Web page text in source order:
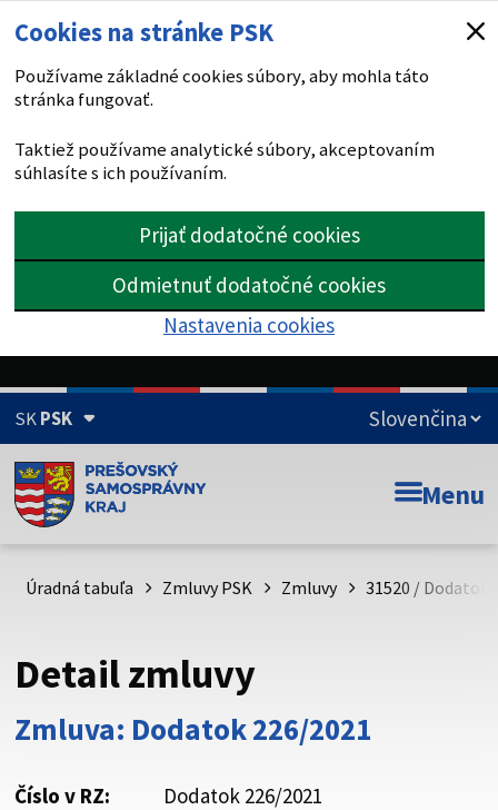
Cookies na stránke PSK
Používame základné cookies súbory, aby mohla táto
stránka fungovať.
Taktiež používame analytické súbory, akceptovaním
súhlasíte s ich používaním.
Prijať dodatočné cookies
Odmietnuť dodatočné cookies
Nastavenia cookies
SKPSK
Doména psk.sk je oficiálna
Toto je oficiálna webová stránka Prešovského
psk.sk.
Buďte pozorní a vždy sa uistite, že zdieľate informácie iba
cez zabezpečenú webovú stránku. Zabezpečená stránka
vždy začína https:// pred názvom domény webového sídla.
Menu
Úradná tabuľa Zmluvy PSK Zmluvy 31520 / Dodatok
Detail zmluvy
Zmluva: Dodatok 226/2021
Číslo v RZ:
Dodatok 226/2021